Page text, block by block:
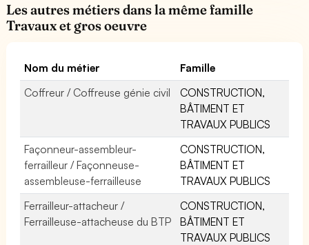
Les autres métiers dans la même famille
Travaux et gros oeuvre
Nom du métier
Famille
Coffreur / Coffreuse génie civil
CONSTRUCTION,
BÂTIMENT ET
TRAVAUX PUBLICS
Façonneur-assembleur-
ferrailleur / Façonneuse-
assembleuse-ferrailleuse
CONSTRUCTION,
BÂTIMENT ET
TRAVAUX PUBLICS
Ferrailleur-attacheur /
Ferrailleuse-attacheuse du BTP
CONSTRUCTION,
BÂTIMENT ET
TRAVAUX PUBLICS